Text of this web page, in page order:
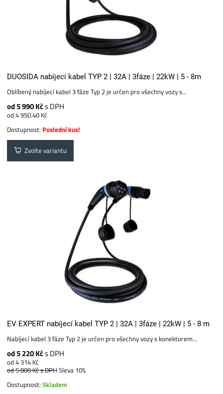
DUOSIDA nabíjecí kabel TYP 2 | 32A | 3fáze | 22kW | 5 - 8m
Oblíbený nabíjecí kabel 3 fáze Typ 2 je určen pro všechny vozy s...
od 5 990 Kčs DPH
od 4 950.40 Kč
Dostupnost: Poslední kus!
Zvolte variantu
EV EXPERT nabíjecí kabel TYP 2 | 32A | 3fáze | 22kW | 5 - 8 m
Nabíjecí kabel 3 fáze Typ 2 je určen pro všechny vozy s konektorem...
od 5 220 Kčs DPH
od 4 314 Kč
od 5 800 Kčs DPHSleva 10%
Dostupnost:Skladem